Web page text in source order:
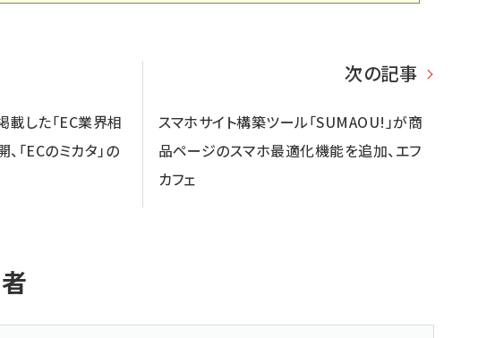
した「EC業界相
「ECのミカタ」の
次の記事
スマホサイト構築ツール「SUMAOU!」が商
品ページのスマホ最適化機能を追加、エフ
カフェ